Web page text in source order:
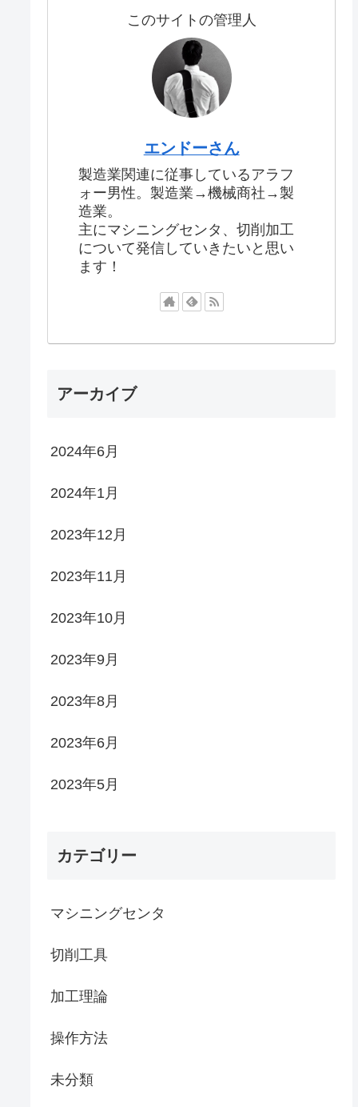
このサイトの管理人
エンドーさん
製造業関連に従事しているアラフ
ォー男性。製造業→機械商社→製
造業。
主にマシニングセンタ、切削加工
について発信していきたいと思い
ます！
アーカイブ
2024年6月
2024年1月
2023年12月
2023年11月
2023年10月
2023年9月
2023年8月
2023年6月
2023年5月
カテゴリー
マシニングセンタ
切削工具
加工理論
操作方法
未分類